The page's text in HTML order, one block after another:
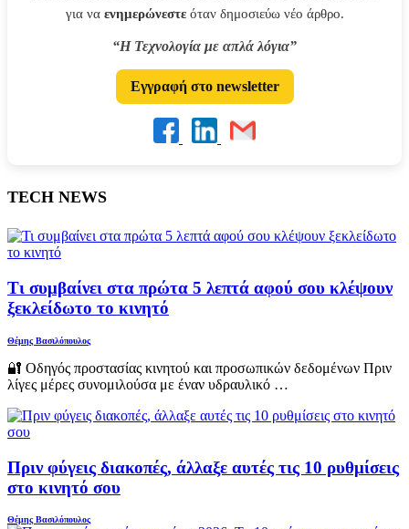
για να ενημερώνεστεόταν δημοσιεύω νέο άρθρο.
“Η Τεχνολογία με απλά λόγια”
Εγγραφή στο newsletter
TECH NEWS
Τι συμβαίνει στα πρώτα 5 λεπτά αφού σου κλέψουν
ξεκλείδωτο το κινητό
Θέμης Βασιλόπουλος
🔐 Οδηγός προστασίας κινητού και προσωπικών δεδομένων Πριν
λίγες μέρες συνομιλούσα με έναν υδραυλικό …
Πριν φύγεις διακοπές, άλλαξε αυτές τις 10 ρυθμίσεις
στο κινητό σου
Θέμης Βασιλόπουλος